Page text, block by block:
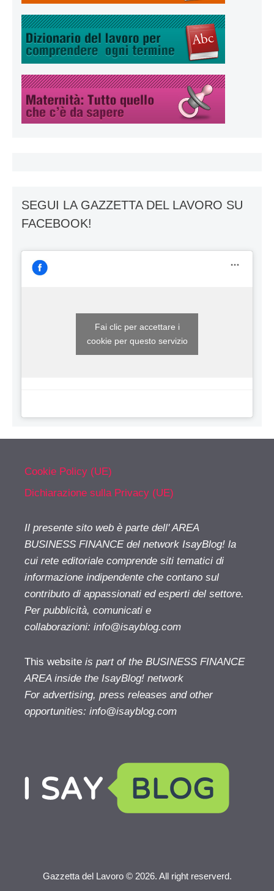
SEGUI LA GAZZETTA DEL LAVORO SU
FACEBOOK!
Fai clic per accettare i
cookie per questo servizio
Cookie Policy (UE)
Dichiarazione sulla Privacy (UE)
Il presente sito web è parte dell' AREA
BUSINESS FINANCE del network IsayBlog! la
cui rete editoriale comprende siti tematici di
informazione indipendente che contano sul
contributo di appassionati ed esperti del settore.
Per pubblicità, comunicati e
collaborazioni: info@isayblog.com
This website is part of the BUSINESS FINANCE
AREA inside the IsayBlog! network
For advertising, press releases and other
opportunities: info@isayblog.com
Gazzetta del Lavoro © 2026. All right reserverd.